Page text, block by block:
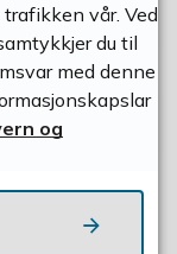
vår. Ved
du til
med denne
og